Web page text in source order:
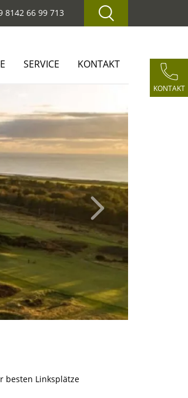
8142 66 99 713
KONTAKT
SERVICE KONTAKT
besten Linksplätze